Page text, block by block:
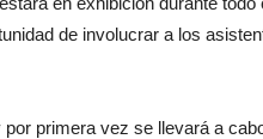
de involucrar a los
primera vez se llevará a